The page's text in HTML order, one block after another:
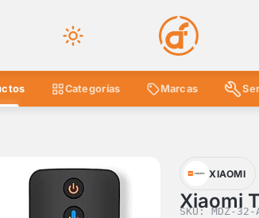
Categorías Marcas
XIAOMI
Xiaomi
SKU: MDZ-32-